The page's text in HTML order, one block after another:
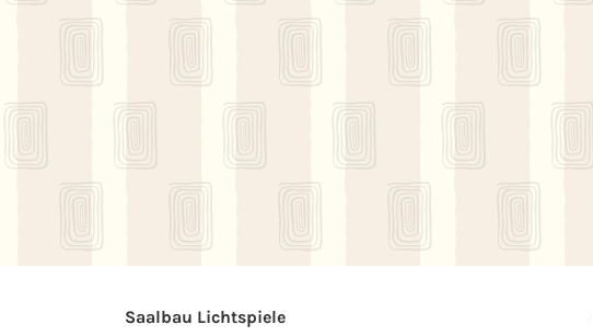
Saalbau Lichtspiele